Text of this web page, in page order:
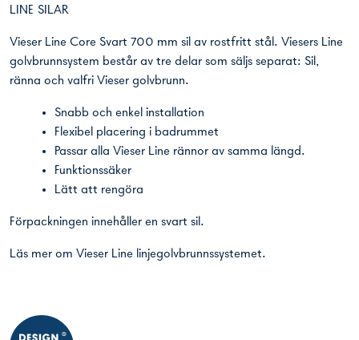
LINE SILAR
Vieser Line Core Svart 700 mm sil av rostfritt stål. Viesers Line
golvbrunnsystem består av tre delar som säljs separat: Sil,
ränna och valfri Vieser golvbrunn.
Snabb och enkel installation
Flexibel placering i badrummet
Passar alla Vieser Line rännor av samma längd.
Funktionssäker
Lätt att rengöra
Förpackningen innehåller en svart sil.
Läs mer om Vieser Line linjegolvbrunnssystemet.